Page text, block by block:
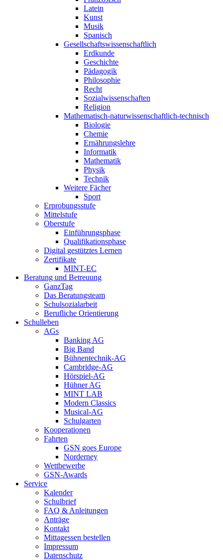
Latein
Kunst
Musik
Spanisch
Gesellschaftswissenschaftlich
Erdkunde
Geschichte
Pädagogik
Philosophie
Recht
Sozialwissenschaften
Religion
Mathematisch-naturwissenschaftlich-technisch
Biologie
Chemie
Ernährungslehre
Informatik
Mathematik
Physik
Technik
Weitere Fächer
Sport
Erprobungsstufe
Mittelstufe
Oberstufe
Einführungsphase
Qualifikationsphase
Digital gestütztes Lernen
Zertifikate
MINT-EC
Beratung und Betreuung
GanzTag
Das Beratungsteam
Schulsozialarbeit
Berufliche Orientierung
Schulleben
AGs
Banking AG
Big Band
Bühnentechnik-AG
Cambridge-AG
Hörspiel-AG
Hühner AG
MINT LAB
Modern Classics
Musical-AG
Schulgarten
Kooperationen
Fahrten
GSN goes Europe
Norderney
Wettbewerbe
GSN-Awards
Service
Kalender
Schulbrief
FAQ & Anleitungen
Anträge
Kontakt
Mittagessen bestellen
Impressum
Datenschutz